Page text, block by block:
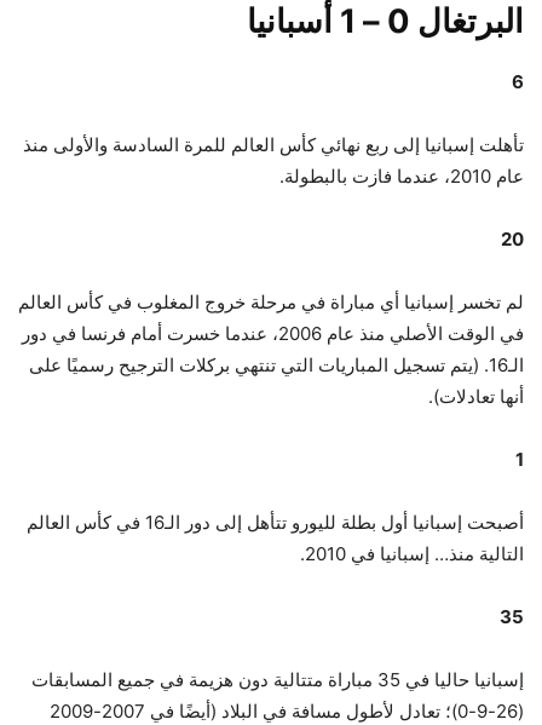
البرتغال 0 – 1 أسبانيا
6
تأهلت إسبانيا إلى ربع نهائي كأس العالم للمرة السادسة والأولى منذ
عام 2010، عندما فازت بالبطولة.
20
لم تخسر إسبانيا أي مباراة في مرحلة خروج المغلوب في كأس العالم
في الوقت الأصلي منذ عام 2006، عندما خسرت أمام فرنسا في دور
الـ16. (يتم تسجيل المباريات التي تنتهي بركلات الترجيح رسميًا على
أنها تعادلات).
1
أصبحت إسبانيا أول بطلة لليورو تتأهل إلى دور الـ16 في كأس العالم
التالية منذ… إسبانيا في 2010.
35
إسبانيا حاليا في 35 مباراة متتالية دون هزيمة في جميع المسابقات
(26-9-0)؛ تعادل لأطول مسافة في البلاد (أيضًا في 2007-2009